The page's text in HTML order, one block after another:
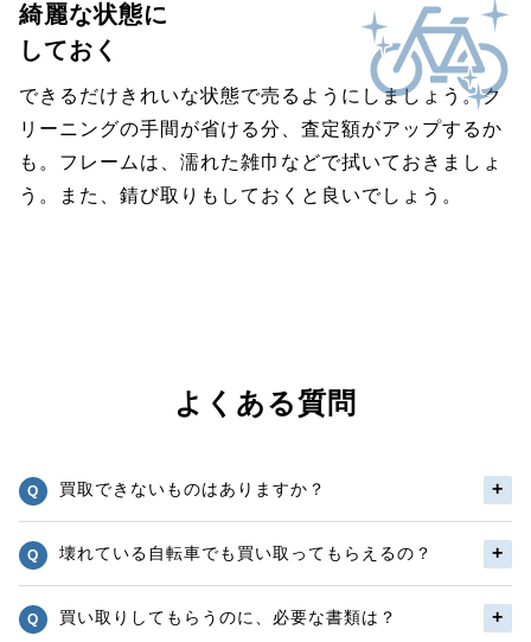
綺麗な状態に
しておく
できるだけきれいな状態で売るようにしましょう。ク
リーニングの手間が省ける分、査定額がアップするか
も。フレームは、濡れた雑巾などで拭いておきましょ
う。また、錆び取りもしておくと良いでしょう。
よくある質問
買取できないものはありますか？
壊れている自転車でも買い取ってもらえるの？
買い取りしてもらうのに、必要な書類は？